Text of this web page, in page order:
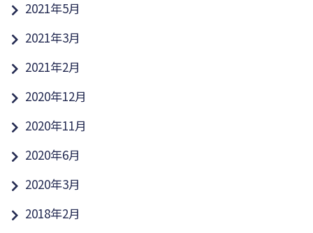
2021年5月
2021年3月
2021年2月
2020年12月
2020年11月
2020年6月
2020年3月
2018年2月